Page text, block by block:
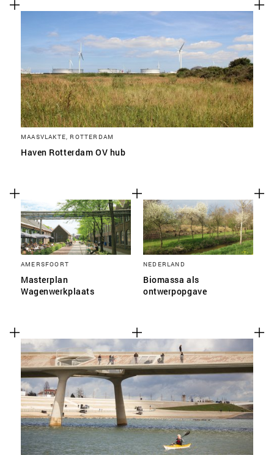
MAASVLAKTE, ROTTERDAM
Haven Rotterdam OV hub
AMERSFOORT
Masterplan
Wagenwerkplaats
NEDERLAND
Biomassa als
ontwerpopgave